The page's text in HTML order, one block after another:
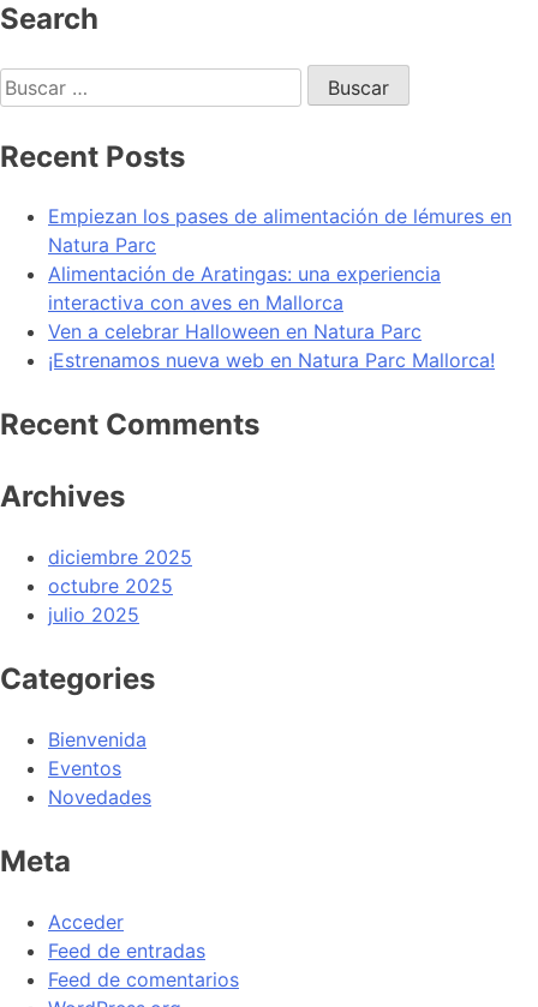
Search
Recent Posts
Empiezan los pases de alimentación de lémures en
Natura Parc
Alimentación de Aratingas: una experiencia
interactiva con aves en Mallorca
Ven a celebrar Halloween en Natura Parc
¡Estrenamos nueva web en Natura Parc Mallorca!
Recent Comments
Archives
diciembre 2025
octubre 2025
julio 2025
Categories
Bienvenida
Eventos
Novedades
Meta
Acceder
Feed de entradas
Feed de comentarios